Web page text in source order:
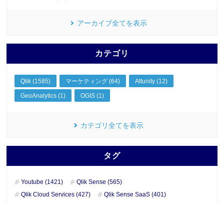
アーカイブ全てを表示
カテゴリ
Qlik (1585) マーケティング (64) Attunity (12)
GeoAnalytics (1) OGIS (1)
カテゴリ全てを表示
タグ
Youtube (1421)
Qlik Sense (565)
Qlik Cloud Services (427)
Qlik Sense SaaS (401)